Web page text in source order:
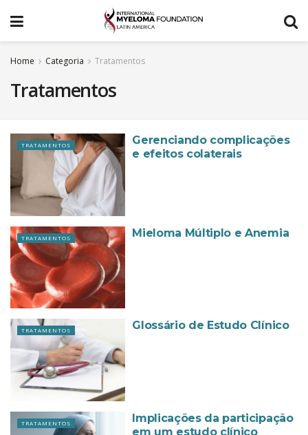
Home Categoria Tratamentos
Tratamentos
TRATAMENTOS
Gerenciando complicações
e efeitos colaterais
TRATAMENTOS Mieloma Múltiplo e Anemia
TRATAMENTOS Glossário de Estudo Clínico
TRATAMENTOS
Implicações da participação
em um estudo clínico